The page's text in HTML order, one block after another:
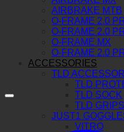
AIRBRAKE MTB
O-FRAME 2.0
O-FRAME 2.0
O-FRAME MX
O-FRAME 2.0
ACCESSORIES
TLD
TLD
TLD SOCK
TLD GRIPS
JUST1
VITRO